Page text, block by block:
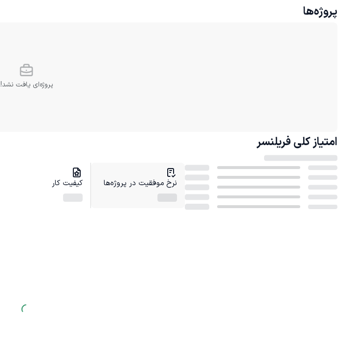
پروژه‌ها
پروژه‌ای یافت نشد!
امتیاز کلی فریلنسر
نرخ موفقیت در پروژه‌ها کیفیت کار